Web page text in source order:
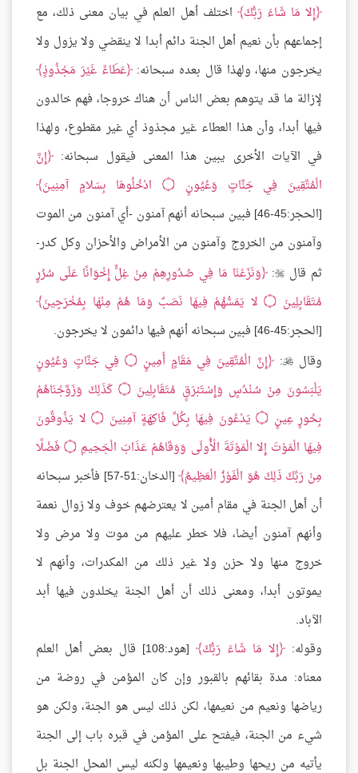
إِلا مَا شَاءَ رَبُّكَ اختلف أهل العلم في بيان معنى ذلك، مع
إجماعهم بأن نعيم أهل الجنة دائم أبدا لا ينقضي ولا يزول ولا
يخرجون منها، ولهذا قال بعده سبحانه: عَطَاءً غَيْرَ مَجْذُوذٍ
لإزالة ما قد يتوهم بعض الناس أن هناك خروجا، فهم خالدون
فيها أبدا، وأن هذا العطاء غير مجذوذ أي غير مقطوع، ولهذا
في الآيات الأخرى يبين هذا المعنى فيقول سبحانه:
إِنَّ
الْمُتَّقِينَ فِي جَنَّاتٍ وَعُيُونٍ
ادْخُلُوهَا بِسَلامٍ آمِنِينَ
[الحجر:45-46] فبين سبحانه أنهم آمنون -أي آمنون من الموت
وآمنون من الخروج وآمنون من الأمراض والأحزان وكل كدر-
ثم قال 
: وَنَزَعْنَا مَا فِي صُدُورِهِمْ مِنْ غِلٍّ إِخْوَانًا عَلَى سُرُرٍ
مُتَقَابِلِينَ
لا يَمَسُّهُمْ فِيهَا نَصَبٌ وَمَا هُمْ مِنْهَا بِمُخْرَجِينَ
[الحجر:45-46] فبين سبحانه أنهم فيها دائمون لا يخرجون.
وقال 
: إِنَّ الْمُتَّقِينَ فِي مَقَامٍ أَمِينٍ ۝
فِي جَنَّاتٍ وَعُيُونٍ
يَلْبَسُونَ مِنْ سُنْدُسٍ وَإِسْتَبْرَقٍ مُتَقَابِلِينَ
كَذَلِكَ وَزَوَّجْنَاهُمْ
بِحُورٍ عِينٍ
يَدْعُونَ فِيهَا بِكُلِّ فَاكِهَةٍ آمِنِينَ
لا يَذُوقُونَ
فِيهَا الْمَوْتَ إِلا الْمَوْتَةَ الْأُولَى وَوَقَاهُمْ عَذَابَ الْجَحِيمِ
فَضْلًا
مِنْ رَبِّكَ ذَلِكَ هُوَ الْفَوْزُ الْعَظِيمُ
[الدخان:51-57] فأخبر سبحانه
أن أهل الجنة في مقام أمين لا يعترضهم خوف ولا زوال نعمة
وأنهم آمنون أيضا، فلا خطر عليهم من موت ولا مرض ولا
خروج منها ولا حزن ولا غير ذلك من المكدرات، وأنهم لا
يموتون أبدا، ومعنى ذلك أن أهل الجنة يخلدون فيها أبد
الآباد.
وقوله:
إِلا مَا شَاءَ رَبُّكَ
[هود:108] قال بعض أهل العلم
معناه: مدة بقائهم بالقبور وإن كان المؤمن في روضة من
رياضها ونعيم من نعيمها، لكن ذلك ليس هو الجنة، ولكن هو
شيء من الجنة، فيفتح على المؤمن في قبره باب إلى الجنة
يأتيه من ريحها وطيبها ونعيمها ولكنه ليس المحل الجنة بل